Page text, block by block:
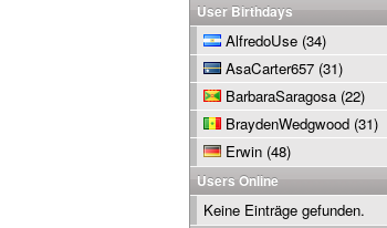
User Birthdays
AlfredoUse (34)
AsaCarter657 (31)
BarbaraSaragosa (22)
BraydenWedgwood (31)
Erwin (48)
Users Online
Keine Einträge gefunden.